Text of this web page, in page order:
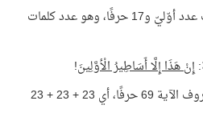
: 5 كلمات عدد أوّليّ و17 حرفًا، وهو عدد كلمات
إِنْ هَذَا إِلَّا أَسَاطِيرُ الْأوَّلِينَ!
23 + 23 + 23